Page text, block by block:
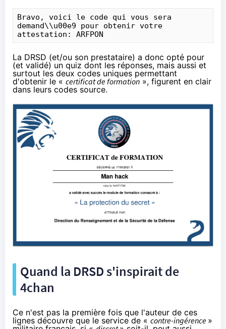
Bravo, voici le code qui vous sera
demand\\u00e9 pour obtenir votre
attestation: ARFPON
La DRSD (et/ou son prestataire) a donc opté pour
(et validé) un quiz dont les réponses, mais aussi et
surtout les deux codes uniques permettant
d'obtenir le « certificat de formation », figurent en clair
dans leurs codes source.
Quand la DRSD s'inspirait de
4chan
Ce n'est pas la première fois que l'auteur de ces
lignes découvre que le service de « contre-ingérence »